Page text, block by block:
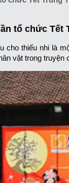
tổ chức Tết
cho thiếu nhi là
vật trong